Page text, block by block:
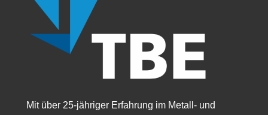
Mit über 25-jähriger Erfahrung im Metall- und